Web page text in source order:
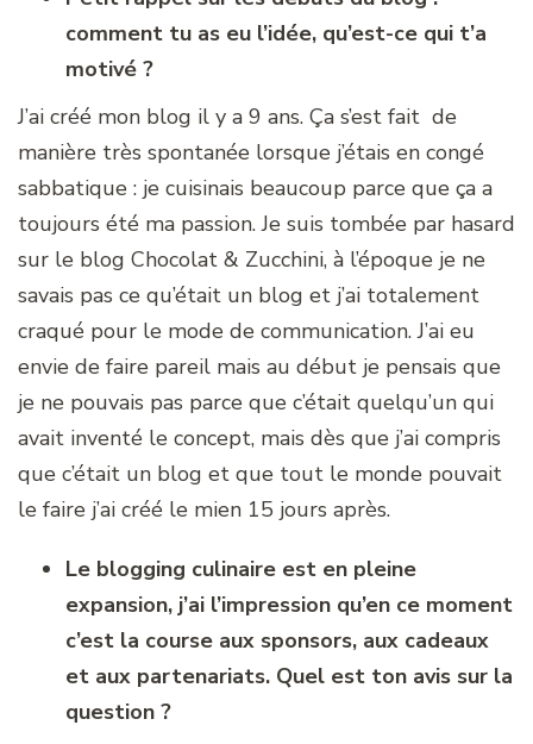
comment tu as eu l’idée, qu’est-ce qui t’a
motivé ?
J’ai créé mon blog il y a 9 ans. Ça s’est fait de
manière très spontanée lorsque j’étais en congé
sabbatique : je cuisinais beaucoup parce que ça a
toujours été ma passion. Je suis tombée par hasard
sur le blog Chocolat & Zucchini, à l’époque je ne
savais pas ce qu’était un blog et j’ai totalement
craqué pour le mode de communication. J’ai eu
envie de faire pareil mais au début je pensais que
je ne pouvais pas parce que c’était quelqu’un qui
avait inventé le concept, mais dès que j’ai compris
que c’était un blog et que tout le monde pouvait
le faire j’ai créé le mien 15 jours après.
Le blogging culinaire est en pleine
expansion, j’ai l’impression qu’en ce moment
c’est la course aux sponsors, aux cadeaux
et aux partenariats. Quel est ton avis sur la
question ?